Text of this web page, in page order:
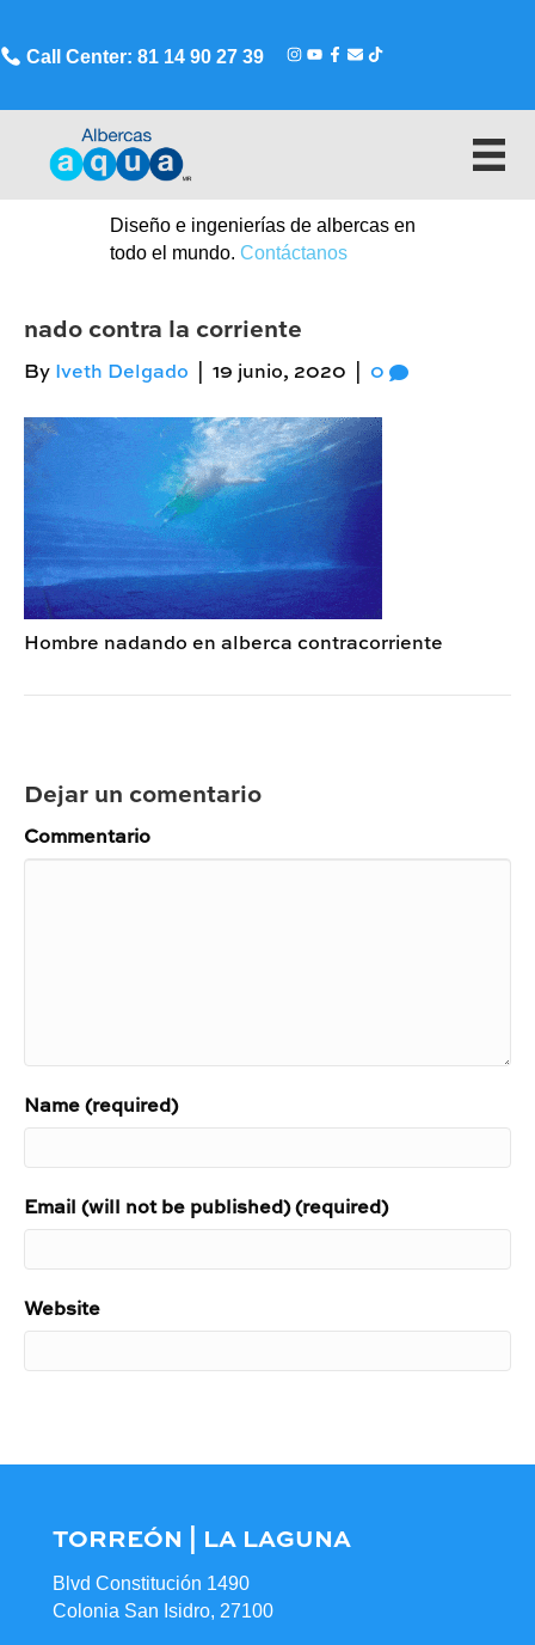
Call Center: 81 14 90 27 39
Diseño e ingenierías de albercas en
todo el mundo. Contáctanos
nado contra la corriente
By Iveth Delgado 19 junio, 2020 0
Hombre nadando en alberca contracorriente
Dejar un comentario
Commentario
Name (required)
Email (will not be published) (required)
Website
TORREÓN | LA LAGUNA
Blvd Constitución 1490
Colonia San Isidro, 27100